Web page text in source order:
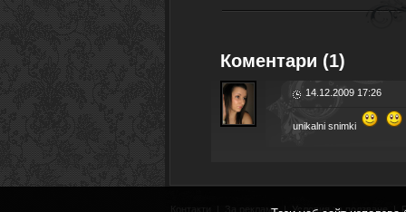
Коментари (1)
14.12.2009 17:26
unikalni snimki
За реклама|Условия за ползване|